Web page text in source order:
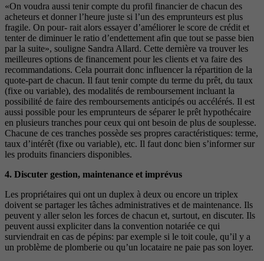
«On voudra aussi tenir compte du profil financier de chacun des
acheteurs et donner l’heure juste si l’un des emprunteurs est plus
fragile. On pour- rait alors essayer d’améliorer le score de crédit et
tenter de diminuer le ratio d’endettement afin que tout se passe bien
par la suite», souligne Sandra Allard. Cette dernière va trouver les
meilleures options de financement pour les clients et va faire des
recommandations. Cela pourrait donc influencer la répartition de la
quote-part de chacun. Il faut tenir compte du terme du prêt, du taux
(fixe ou variable), des modalités de remboursement incluant la
possibilité de faire des remboursements anticipés ou accélérés. Il est
aussi possible pour les emprunteurs de séparer le prêt hypothécaire
en plusieurs tranches pour ceux qui ont besoin de plus de souplesse.
Chacune de ces tranches possède ses propres caractéristiques: terme,
taux d’intérêt (fixe ou variable), etc. Il faut donc bien s’informer sur
les produits financiers disponibles.
4. Discuter gestion, maintenance et imprévus
Les propriétaires qui ont un duplex à deux ou encore un triplex
doivent se partager les tâches administratives et de maintenance. Ils
peuvent y aller selon les forces de chacun et, surtout, en discuter. Ils
peuvent aussi expliciter dans la convention notariée ce qui
surviendrait en cas de pépins: par exemple si le toit coule, qu’il y a
un problème de plomberie ou qu’un locataire ne paie pas son loyer.